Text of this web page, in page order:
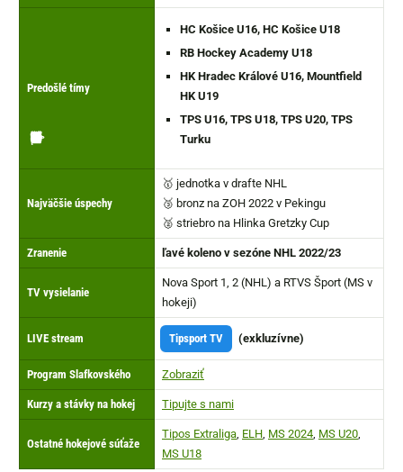
🏒
✔️
🗓️
🏋
🚩
🏳️
Predošlé tímy
HC Košice U16, HC Košice U18
RB Hockey Academy U18
HK Hradec Králové U16, Mountfield
HK U19
TPS U16, TPS U18, TPS U20, TPS
Turku
⭐
Najväčšie úspechy
🥇 jednotka v drafte NHL
🥉 bronz na ZOH 2022 v Pekingu
🥈 striebro na Hlinka Gretzky Cup
🩼
Zranenie ľavé koleno v sezóne NHL 2022/23
📺
TV vysielanie
Nova Sport 1, 2 (NHL) a RTVS Šport (MS v
hokeji)
▶️
LIVE stream Tipsport TV (exkluzívne)
📅
Program Slafkovského Zobraziť
👉
Kurzy a stávky na hokej Tipujte s nami
🥅
Ostatné hokejové súťaže
Tipos Extraliga ELH MS 2024 MS U20
MS U18